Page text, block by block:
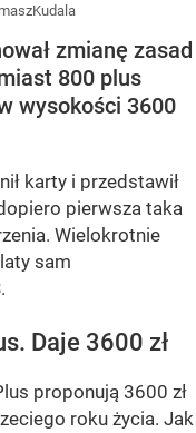
zmianę zasad
800 plus
wysokości 3600
karty i przedstawił
pierwsza taka
Wielokrotnie
sam
Daje 3600 zł
proponują 3600 zł
roku życia. Jak